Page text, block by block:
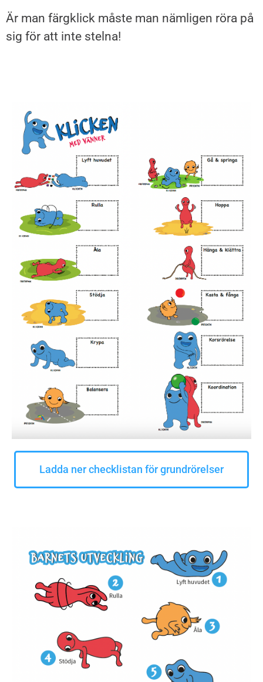
Är man färgklick måste man nämligen röra på
sig för att inte stelna!
Ladda ner checklistan för grundrörelser